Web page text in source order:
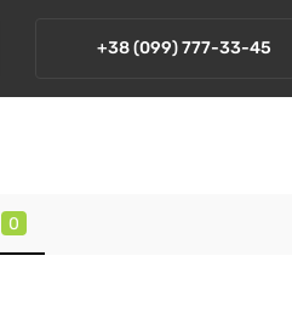
+38 (099) 777-33-45
0